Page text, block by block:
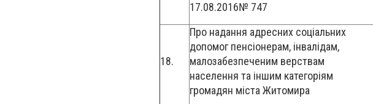
17.08.2016№ 747
18.
Про надання адресних соціальних
допомог пенсіонерам, інвалідам,
малозабезпеченим верствам
населення та іншим категоріям
громадян міста Житомира